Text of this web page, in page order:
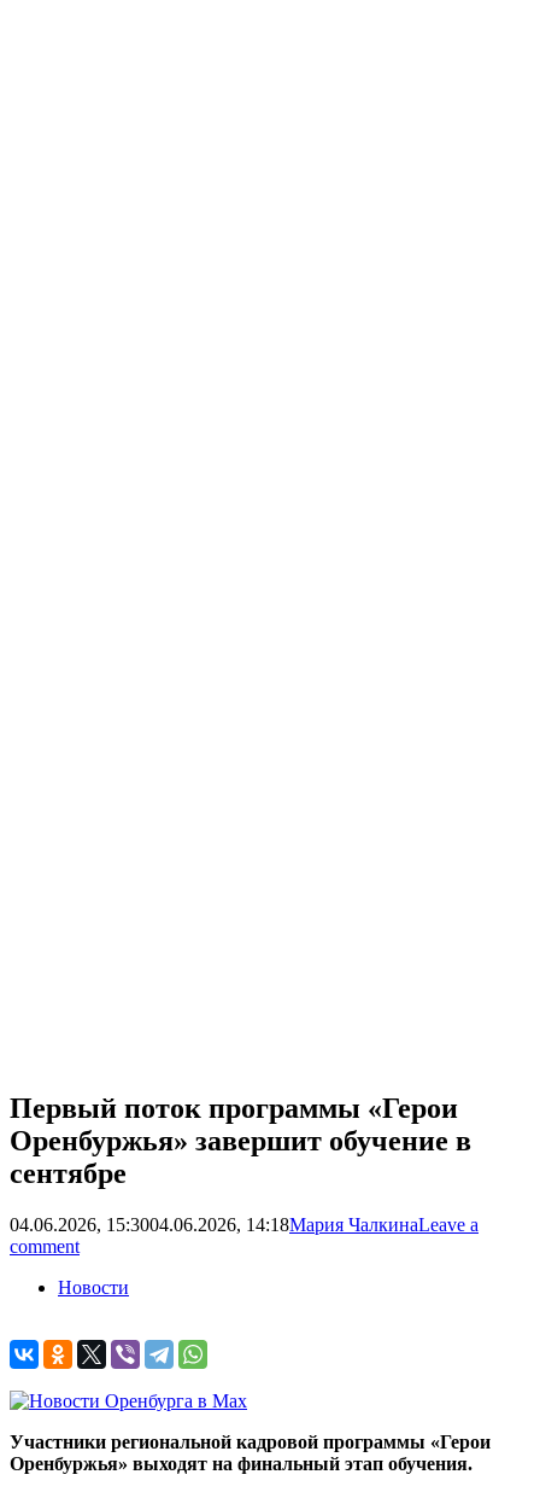
Первый поток программы «Герои
Оренбуржья» завершит обучение в
сентябре
04.06.2026, 15:3004.06.2026, 14:18Мария ЧалкинаLeave a
comment
Новости
Участники региональной кадровой программы «Герои
Оренбуржья» выходят на финальный этап обучения.